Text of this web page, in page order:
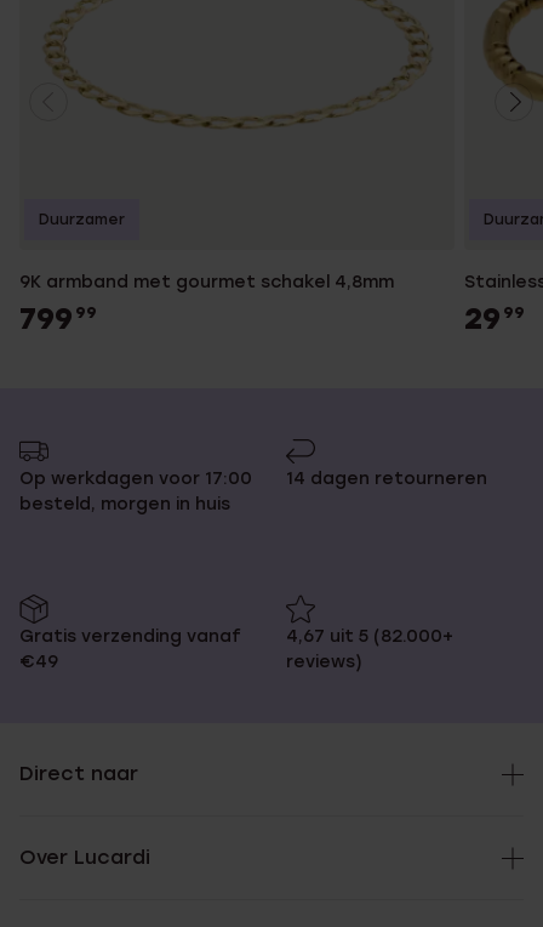
9K armband met gourmet schakel 4,8mm
799 99
Duurzamer
29 99
Op werkdagen voor 17:00
besteld, morgen in huis
14 dagen retourneren
Gratis verzending vanaf
€49
4,67 uit 5 (82.000+
reviews)
Direct naar
Over Lucardi